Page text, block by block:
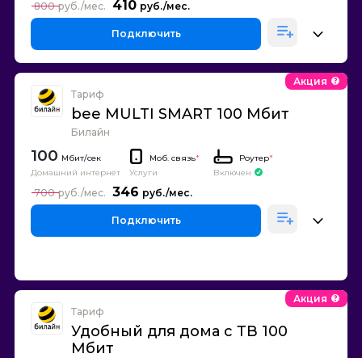
410
800
Подключить
Тариф
bee MULTI SMART 100 Мбит
Билайн
Акция
100
Домашний интернет
Моб. связь*
Услуги
Роутер*
Включен
346
700
Подключить
Тариф
Удобный для дома с ТВ 100
Мбит
Акция